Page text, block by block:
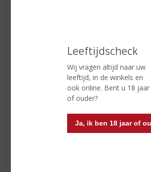
Leeftijdscheck
Wij vragen altijd naar uw
leeftijd, in de winkels en
ook online. Bent u 18 jaar
of ouder?
Ja, ik ben 18 jaar of
Reviews
Schrijf een review